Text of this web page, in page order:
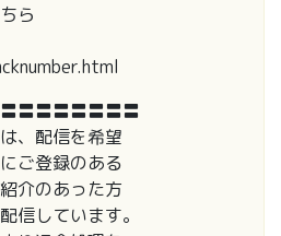
ちら
〓〓〓〓〓〓〓
、配信を希望
ご登録のある
介のあった方
信しています。